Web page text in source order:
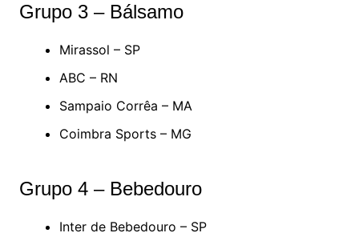
Grupo 3 – Bálsamo
Mirassol – SP
ABC – RN
Sampaio Corrêa – MA
Coimbra Sports – MG
Grupo 4 – Bebedouro
Inter de Bebedouro – SP